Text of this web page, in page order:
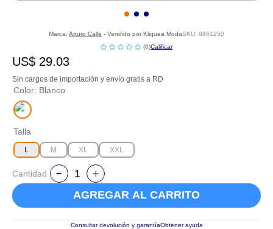
Marca: Arturo Calle - Vendido por Kliquea ModaSKU: 8461250
☆☆☆☆☆
(0)
US$ 29.03
Sin cargos de importación y envío gratis a RD
Color: Blanco
Talla
L M XL XXL
Cantidad
AGREGAR AL CARRITO
Consultar devolución y garantíaObtener ayuda